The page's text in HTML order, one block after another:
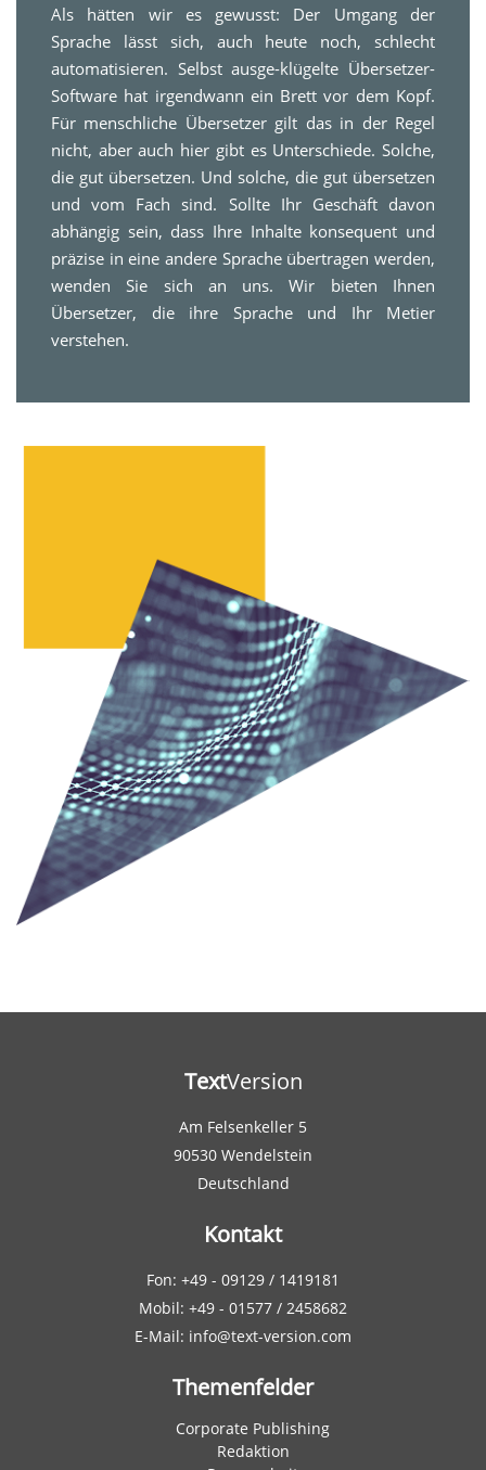
Als hätten wir es gewusst: Der Umgang der
Sprache lässt sich, auch heute noch, schlecht
automatisieren. Selbst ausge-klügelte Übersetzer-
Software hat irgendwann ein Brett vor dem Kopf.
Für menschliche Übersetzer gilt das in der Regel
nicht, aber auch hier gibt es Unterschiede. Solche,
die gut übersetzen. Und solche, die gut übersetzen
und vom Fach sind. Sollte Ihr Geschäft davon
abhängig sein, dass Ihre Inhalte konsequent und
präzise in eine andere Sprache übertragen werden,
wenden Sie sich an uns. Wir bieten Ihnen
Übersetzer, die ihre Sprache und Ihr Metier
verstehen.
TextVersion
Am Felsenkeller 5
90530 Wendelstein
Deutschland
Kontakt
Fon: +49 - 09129 / 1419181
Mobil: +49 - 01577 / 2458682
E-Mail: info@text-version.com
Themenfelder
Corporate Publishing
Redaktion